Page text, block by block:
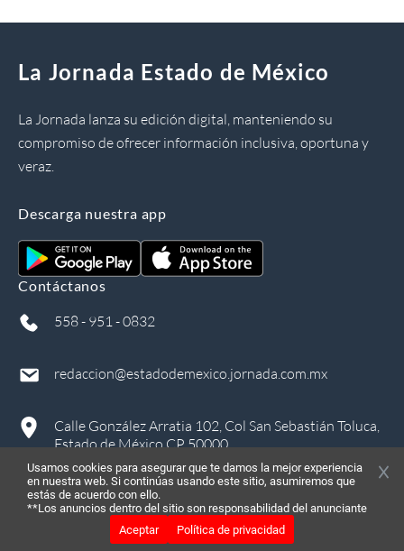
in
La Jornada Estado de México
La Jornada lanza su edición digital, manteniendo su
compromiso de ofrecer información inclusiva, oportuna y
veraz.
Descarga nuestra app
Contáctanos
558 - 951 - 0832
redaccion@estadodemexico.jornada.com.mx
Calle González Arratia 102, Col San Sebastián Toluca,
Estado de México CP 50000
2026, Todos los derechos reservados
Usamos cookies para asegurar que te damos la mejor experiencia
en nuestra web. Si continúas usando este sitio, asumiremos que
estás de acuerdo con ello.
**Los anuncios dentro del sitio son responsabilidad del anunciante
Aceptar
Política de privacidad